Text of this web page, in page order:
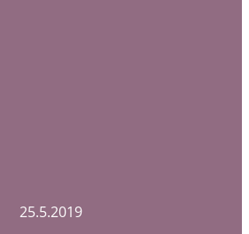
25.5.2019